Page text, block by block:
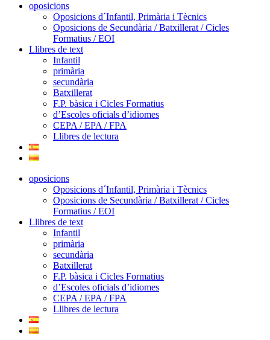
oposicions
Oposicions d´Infantil, Primària i Tècnics
Oposicions de Secundària / Batxillerat / Cicles
Formatius / EOI
Llibres de text
Infantil
primària
secundària
Batxillerat
F.P. bàsica i Cicles Formatius
d’Escoles oficials d’idiomes
CEPA / EPA / FPA
Llibres de lectura
oposicions
Oposicions d´Infantil, Primària i Tècnics
Oposicions de Secundària / Batxillerat / Cicles
Formatius / EOI
Llibres de text
Infantil
primària
secundària
Batxillerat
F.P. bàsica i Cicles Formatius
d’Escoles oficials d’idiomes
CEPA / EPA / FPA
Llibres de lectura